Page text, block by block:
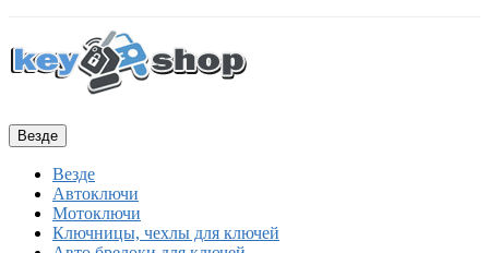
Везде
Везде
Автоключи
Мотоключи
Ключницы, чехлы для ключей